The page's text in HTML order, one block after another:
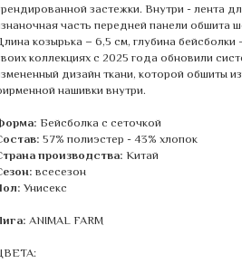
застежки. Внутри - лента
часть передней панели обшита
козырька – 6,5 см, глубина бейсболки
коллекциях с 2025 года обновили
дизайн ткани, которой обшиты
нашивки внутри.
Бейсболка с сеточкой
57% полиэстер - 43% хлопок
производства: Китай
всесезон
Унисекс
ANIMAL FARM